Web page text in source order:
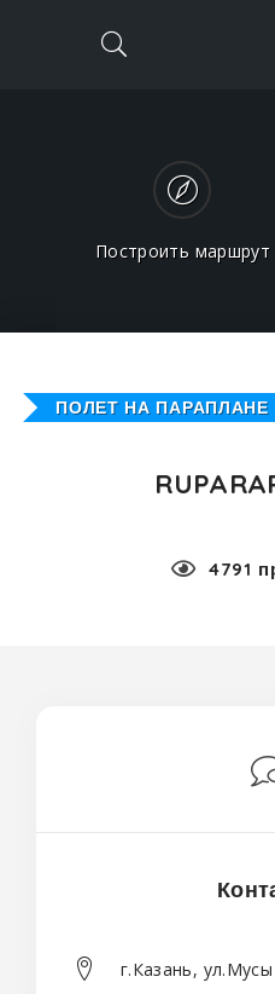
Построить маршрут
ПОЛЕТ НА ПАРАПЛАНЕ
4791
г.Казань,